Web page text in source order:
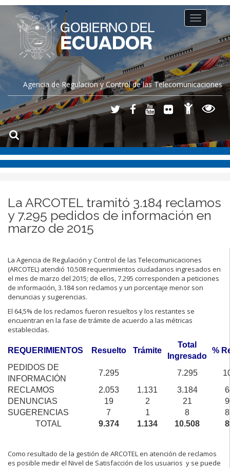
Agencia de Regulación y Control de las Telecomunicaciones
Toggle
navigation
La ARCOTEL tramitó 3.184 reclamos
y 7.295 pedidos de información en
marzo de 2015
La Agencia de Regulación y Control de las Telecomunicaciones
(ARCOTEL) atendió 10.508 requerimientos ciudadanos ingresados en
el mes de marzo del 2015; de ellos, 7.295 corresponden a peticiones
de información, 3.184 son reclamos y un porcentaje menor son
denuncias y sugerencias.
El 64,5% de los reclamos fueron resueltos y los restantes se
encuentran en la fase de trámite de acuerdo a las métricas
establecidas.
REQUERIMIENTOS Resuelto Trámite
Total
Ingresado
%
PEDIDOS DE
INFORMACIÓN
7.295 7.295
RECLAMOS
2.053 1.131 3.184
DENUNCIAS
19 2 21
SUGERENCIAS
7 1 8
TOTAL
9.374 1.134 10.508
Como resultado de la gestión de ARCOTEL en atención de reclamos
es posible medir el Nivel de Satisfacción de los usuarios y se puede